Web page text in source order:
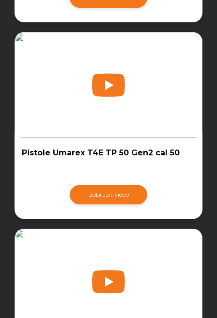
Pistole Umarex T4E TP 50 Gen2 cal 50
Zobrazit video